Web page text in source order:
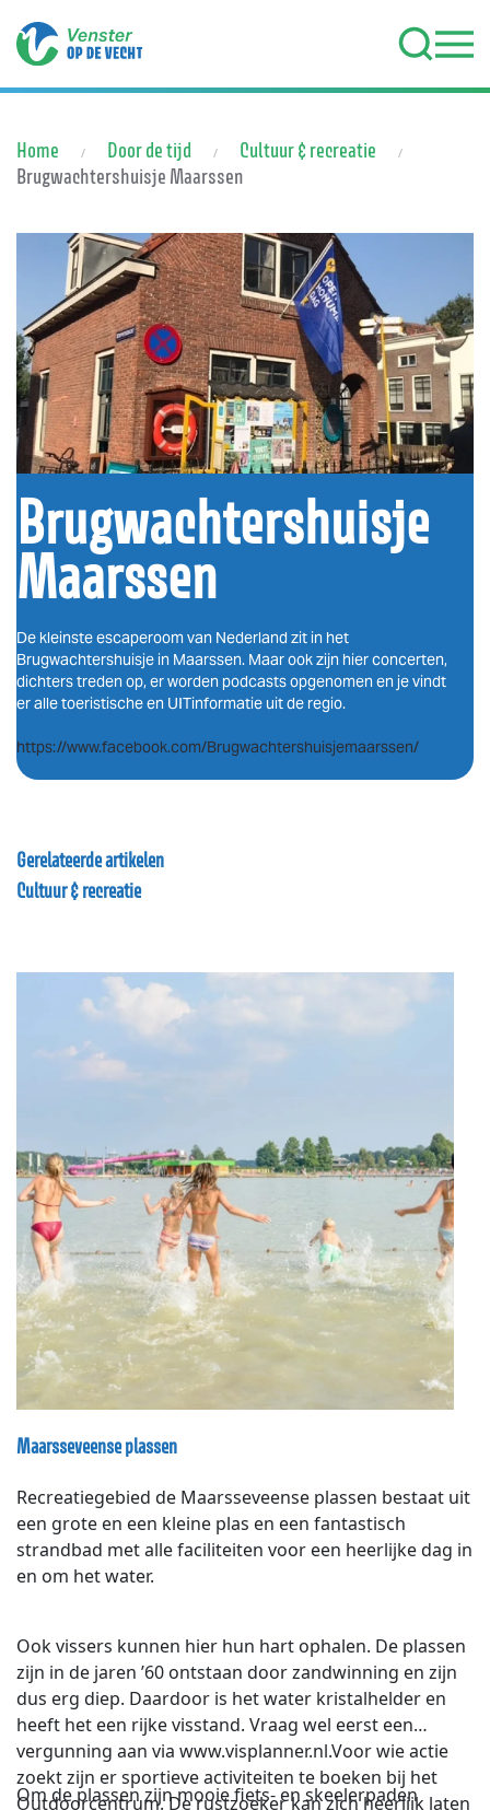
Terug naar hoofdinhoud
Home Door de tijd
Cultuur & recreatie
Brugwachtershuisje Maarssen
Brugwachtershuisje
Maarssen
De kleinste escaperoom van Nederland zit in het
Brugwachtershuisje in Maarssen. Maar ook zijn hier concerten,
dichters treden op, er worden podcasts opgenomen en je vindt
er alle toeristische en UITinformatie uit de regio.
https://www.facebook.com/Brugwachtershuisjemaarssen/
Gerelateerde artikelen
Cultuur & recreatie
Maarsseveense plassen
Recreatiegebied de Maarsseveense plassen bestaat uit
een grote en een kleine plas en een fantastisch
strandbad met alle faciliteiten voor een heerlijke dag in
en om het water.
Ook vissers kunnen hier hun hart ophalen. De plassen
zijn in de jaren ’60 ontstaan door zandwinning en zijn
dus erg diep. Daardoor is het water kristalhelder en
heeft het een rijke visstand. Vraag wel eerst een
vergunning aan via www.visplanner.nl.Voor wie actie
zoekt zijn er sportieve activiteiten te boeken bij het
Outdoorcentrum. De rustzoeker kan zich heerlijk laten
Om de plassen zijn mooie fiets- en skeelerpaden